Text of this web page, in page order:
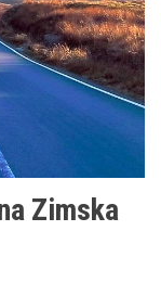
Zimska